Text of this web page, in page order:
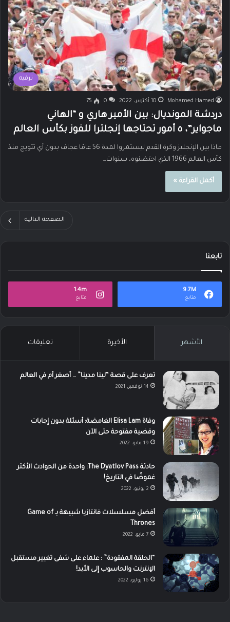
ترفيه
Mohamed Hamed 10 أكتوبر، 2022 0
75
دردشة المونديال: بين الأمير هاري و “الهاني
ماجواير”، ٥ أمور تحتاجها إنجلترا للفوز بكأس العالم
ماذا بين الإنجليز وكرة القدم ليستمروا لمدة 56 عامًا عجاف بدون أي تتويج منذ
كأس العالم 1966 الذي احتضنوه، سنوات…
أكمل القراءة »
الصفحة التالية
تابعنا
9.7M
متابع
1.4m
متابع
الأشهر الأخيرة تعليقات
تعرف على قصة “لينا مدينا” … أصغر أم في العالم
14 نوفمبر، 2021
وفاة Elisa Lam الغامضة: أسئلة بدون إجابات
وقضية مفتوحة حتى الآن
19 مايو، 2022
حادثة The Dyatlov Pass: واحدة من الحوادث الأكثر
غموضًا في التاريخ!
2 يونيو، 2022
أفضل مسلسلات فانتازيا شبيهة بـ Game of
Thrones
7 مايو، 2022
“الحلقة المفقودة” : علماء على شفى تغيير مستقبل
الإنترنت والحاسوب إلى الأبد!
16 يوليو، 2022